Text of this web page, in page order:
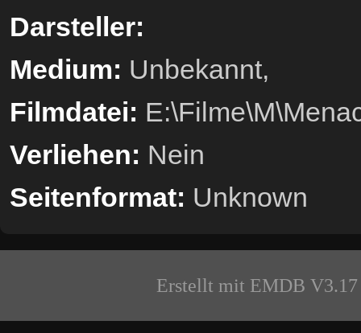
Darsteller:
Medium: Unbekannt,
Filmdatei:
Verliehen: Nein
Seitenformat: Unknown
Erstellt mit EMDB V3.17